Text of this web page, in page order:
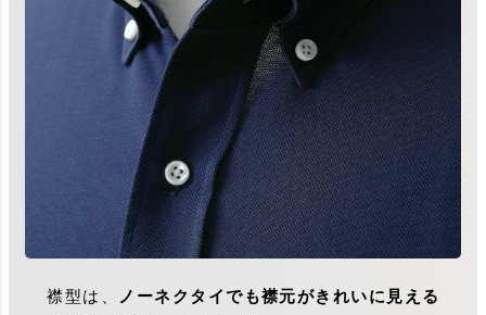
襟型は、
ノーネクタイでも襟元がきれいに見える